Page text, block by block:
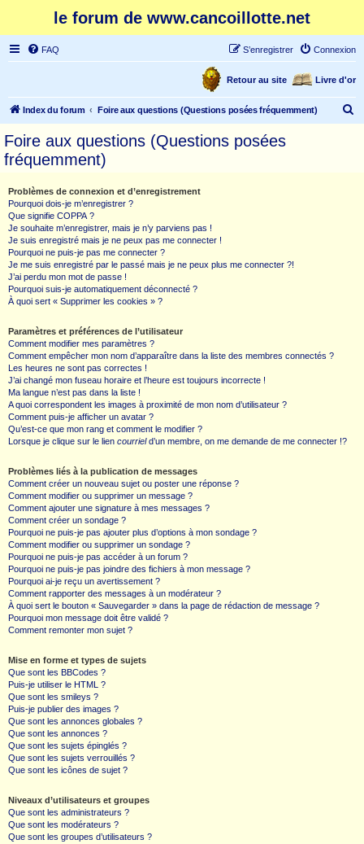
le forum de www.cancoillotte.net
FAQ Connexion
S’enregistrer
Livre d'or
Retour au site
Index du forum Foire aux questions (Questions posées fréquemment)
Foire aux questions (Questions posées
fréquemment)
Problèmes de connexion et d’enregistrement
Pourquoi dois-je m’enregistrer ?
Que signifie COPPA ?
Je souhaite m’enregistrer, mais je n’y parviens pas !
Je suis enregistré mais je ne peux pas me connecter !
Pourquoi ne puis-je pas me connecter ?
Je me suis enregistré par le passé mais je ne peux plus me connecter ?!
J’ai perdu mon mot de passe !
Pourquoi suis-je automatiquement déconnecté ?
À quoi sert « Supprimer les cookies » ?
Paramètres et préférences de l’utilisateur
Comment modifier mes paramètres ?
Comment empêcher mon nom d’apparaître dans la liste des membres connectés ?
Les heures ne sont pas correctes !
J’ai changé mon fuseau horaire et l’heure est toujours incorrecte !
Ma langue n’est pas dans la liste !
A quoi correspondent les images à proximité de mon nom d’utilisateur ?
Comment puis-je afficher un avatar ?
Qu’est-ce que mon rang et comment le modifier ?
Lorsque je clique sur le lien courrield’un membre, on me demande de me connecter !?
Problèmes liés à la publication de messages
Comment créer un nouveau sujet ou poster une réponse ?
Comment modifier ou supprimer un message ?
Comment ajouter une signature à mes messages ?
Comment créer un sondage ?
Pourquoi ne puis-je pas ajouter plus d’options à mon sondage ?
Comment modifier ou supprimer un sondage ?
Pourquoi ne puis-je pas accéder à un forum ?
Pourquoi ne puis-je pas joindre des fichiers à mon message ?
Pourquoi ai-je reçu un avertissement ?
Comment rapporter des messages à un modérateur ?
À quoi sert le bouton « Sauvegarder » dans la page de rédaction de message ?
Pourquoi mon message doit être validé ?
Comment remonter mon sujet ?
Mise en forme et types de sujets
Que sont les BBCodes ?
Puis-je utiliser le HTML ?
Que sont les smileys ?
Puis-je publier des images ?
Que sont les annonces globales ?
Que sont les annonces ?
Que sont les sujets épinglés ?
Que sont les sujets verrouillés ?
Que sont les icônes de sujet ?
Niveaux d’utilisateurs et groupes
Que sont les administrateurs ?
Que sont les modérateurs ?
Que sont les groupes d’utilisateurs ?